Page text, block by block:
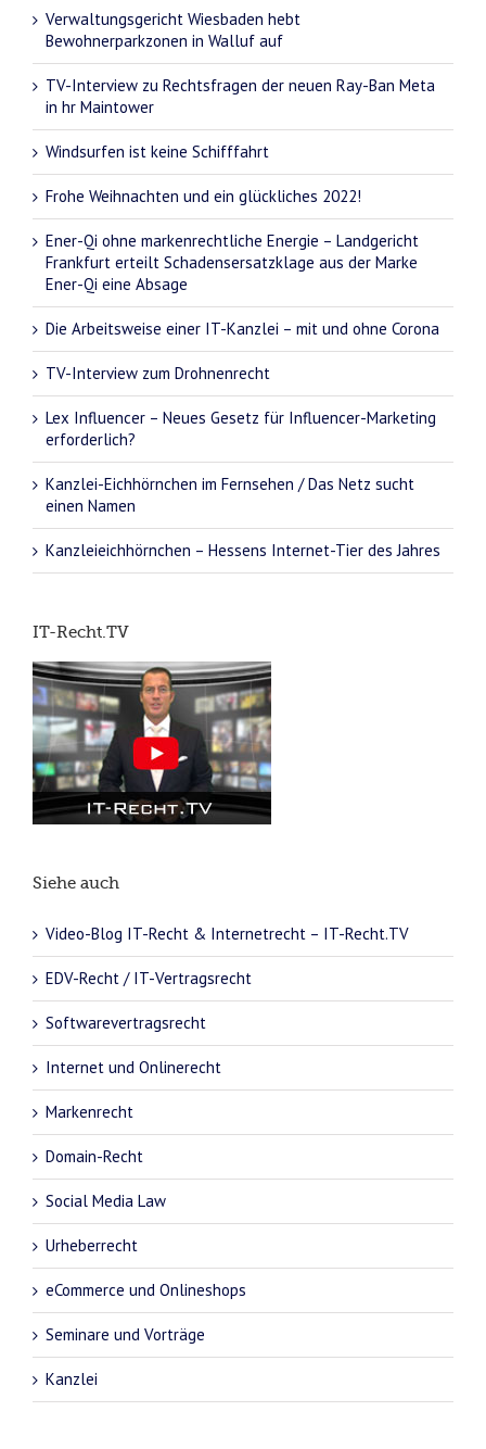
Verwaltungsgericht Wiesbaden hebt
Bewohnerparkzonen in Walluf auf
TV-Interview zu Rechtsfragen der neuen Ray-Ban Meta
in hr Maintower
Windsurfen ist keine Schifffahrt
Frohe Weihnachten und ein glückliches 2022!
Ener-Qi ohne markenrechtliche Energie – Landgericht
Frankfurt erteilt Schadensersatzklage aus der Marke
Ener-Qi eine Absage
Die Arbeitsweise einer IT-Kanzlei – mit und ohne Corona
TV-Interview zum Drohnenrecht
Lex Influencer – Neues Gesetz für Influencer-Marketing
erforderlich?
Kanzlei-Eichhörnchen im Fernsehen / Das Netz sucht
einen Namen
Kanzleieichhörnchen – Hessens Internet-Tier des Jahres
IT-Recht.TV
Siehe auch
Video-Blog IT-Recht & Internetrecht – IT-Recht.TV
EDV-Recht / IT-Vertragsrecht
Softwarevertragsrecht
Internet und Onlinerecht
Markenrecht
Domain-Recht
Social Media Law
Urheberrecht
eCommerce und Onlineshops
Seminare und Vorträge
Kanzlei